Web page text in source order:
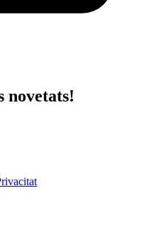
novetats!